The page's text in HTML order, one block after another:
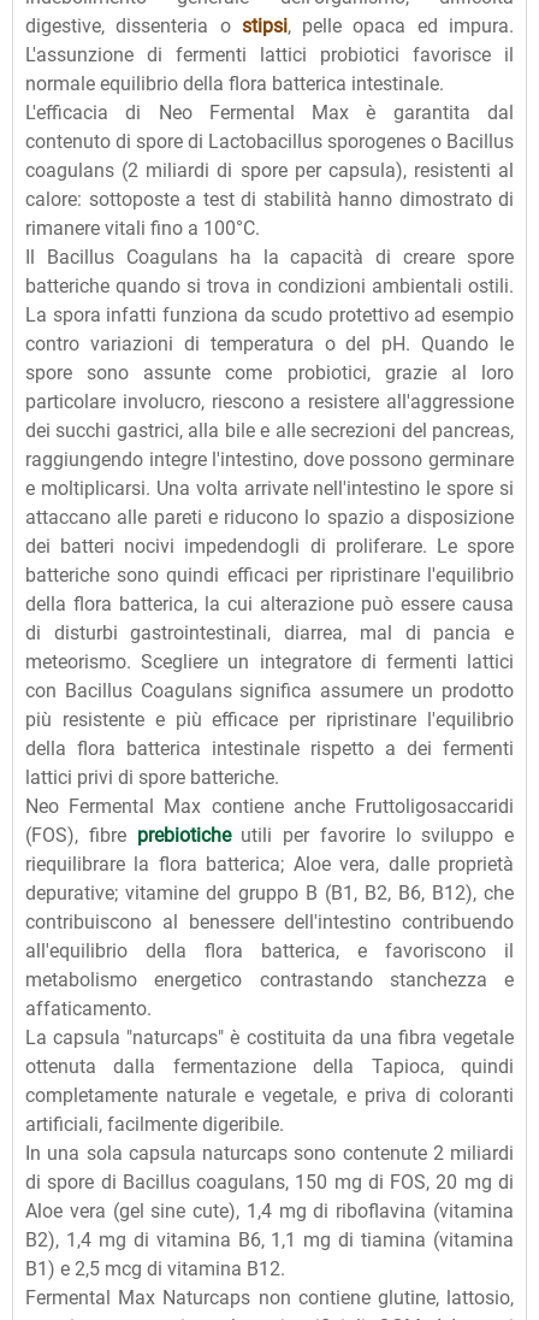
digestive, dissenteria o stipsi, pelle opaca ed impura.
L'assunzione di fermenti lattici probiotici favorisce il
normale equilibrio della flora batterica intestinale.
L'efficacia di Neo Fermental Max è garantita dal
contenuto di spore di Lactobacillus sporogenes o Bacillus
coagulans (2 miliardi di spore per capsula), resistenti al
calore: sottoposte a test di stabilità hanno dimostrato di
rimanere vitali fino a 100°C.
Il Bacillus Coagulans ha la capacità di creare spore
batteriche quando si trova in condizioni ambientali ostili.
La spora infatti funziona da scudo protettivo ad esempio
contro variazioni di temperatura o del pH. Quando le
spore sono assunte come probiotici, grazie al loro
particolare involucro, riescono a resistere all'aggressione
dei succhi gastrici, alla bile e alle secrezioni del pancreas,
raggiungendo integre l'intestino, dove possono germinare
e moltiplicarsi. Una volta arrivate nell'intestino le spore si
attaccano alle pareti e riducono lo spazio a disposizione
dei batteri nocivi impedendogli di proliferare. Le spore
batteriche sono quindi efficaci per ripristinare l'equilibrio
della flora batterica, la cui alterazione può essere causa
di disturbi gastrointestinali, diarrea, mal di pancia e
meteorismo. Scegliere un integratore di fermenti lattici
con Bacillus Coagulans significa assumere un prodotto
più resistente e più efficace per ripristinare l'equilibrio
della flora batterica intestinale rispetto a dei fermenti
lattici privi di spore batteriche.
Neo Fermental Max contiene anche Fruttoligosaccaridi
(FOS), fibre prebioticheutili per favorire lo sviluppo e
riequilibrare la flora batterica; Aloe vera, dalle proprietà
depurative; vitamine del gruppo B (B1, B2, B6, B12), che
contribuiscono al benessere dell'intestino contribuendo
all'equilibrio della flora batterica, e favoriscono il
metabolismo energetico contrastando stanchezza e
affaticamento.
La capsula "naturcaps" è costituita da una fibra vegetale
ottenuta dalla fermentazione della Tapioca, quindi
completamente naturale e vegetale, e priva di coloranti
artificiali, facilmente digeribile.
In una sola capsula naturcaps sono contenute 2 miliardi
di spore di Bacillus coagulans, 150 mg di FOS, 20 mg di
Aloe vera (gel sine cute), 1,4 mg di riboflavina (vitamina
B2), 1,4 mg di vitamina B6, 1,1 mg di tiamina (vitamina
B1) e 2,5 mcg di vitamina B12.
Fermental Max Naturcaps non contiene glutine, lattosio,